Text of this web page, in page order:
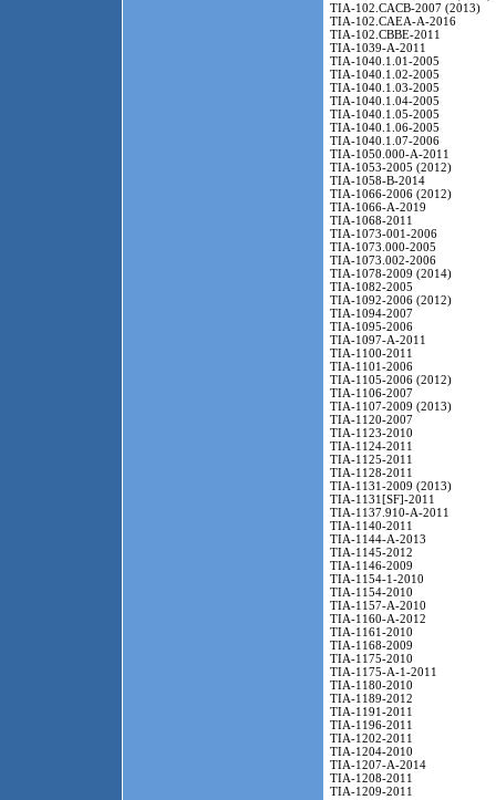
TIA-102.CACB-2007 (2013)
TIA-102.CAEA-A-2016
TIA-102.CBBE-2011
TIA-1039-A-2011
TIA-1040.1.01-2005
TIA-1040.1.02-2005
TIA-1040.1.03-2005
TIA-1040.1.04-2005
TIA-1040.1.05-2005
TIA-1040.1.06-2005
TIA-1040.1.07-2006
TIA-1050.000-A-2011
TIA-1053-2005 (2012)
TIA-1058-B-2014
TIA-1066-2006 (2012)
TIA-1066-A-2019
TIA-1068-2011
TIA-1073-001-2006
TIA-1073.000-2005
TIA-1073.002-2006
TIA-1078-2009 (2014)
TIA-1082-2005
TIA-1092-2006 (2012)
TIA-1094-2007
TIA-1095-2006
TIA-1097-A-2011
TIA-1100-2011
TIA-1101-2006
TIA-1105-2006 (2012)
TIA-1106-2007
TIA-1107-2009 (2013)
TIA-1120-2007
TIA-1123-2010
TIA-1124-2011
TIA-1125-2011
TIA-1128-2011
TIA-1131-2009 (2013)
TIA-1131[SF]-2011
TIA-1137.910-A-2011
TIA-1140-2011
TIA-1144-A-2013
TIA-1145-2012
TIA-1146-2009
TIA-1154-1-2010
TIA-1154-2010
TIA-1157-A-2010
TIA-1160-A-2012
TIA-1161-2010
TIA-1168-2009
TIA-1175-2010
TIA-1175-A-1-2011
TIA-1180-2010
TIA-1189-2012
TIA-1191-2011
TIA-1196-2011
TIA-1202-2011
TIA-1204-2010
TIA-1207-A-2014
TIA-1208-2011
TIA-1209-2011